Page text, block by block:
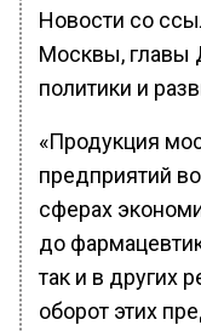
Новости со
Москвы, главы
политики и
«Продукция
предприятий
сферах
до
так и в других
оборот этих